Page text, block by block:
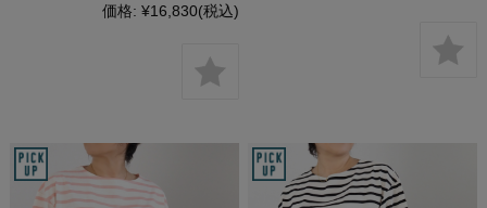
価格: ¥16,830(税込)